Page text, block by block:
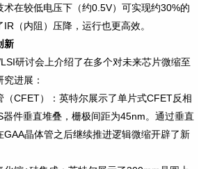
术在较低电压下（约0.5V）可实现约30%的
（内阻）压降，运行也更高效。
新
研讨会上介绍了在多个对未来芯片微缩至
进展：
（CFET）：英特尔展示了单片式CFET反相
件垂直堆叠，栅极间距为45nm。通过垂直
GAA晶体管之后继续推进逻辑微缩开辟了新